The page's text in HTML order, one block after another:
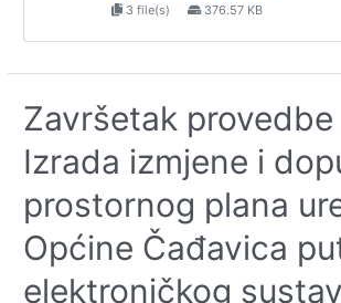
3 file(s) 376.57 KB
Završetak
Izrada izmjene i
prostornog plana
Općine Čađavica
elektroničkog